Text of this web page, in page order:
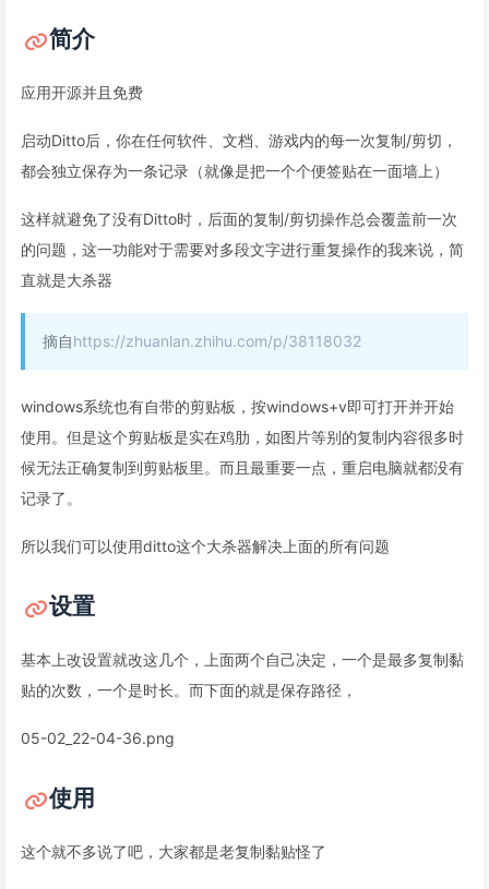
简介
应用开源并且免费
启动Ditto后，你在任何软件、文档、游戏内的每一次复制/剪切，
都会独立保存为一条记录（就像是把一个个便签贴在一面墙上）
这样就避免了没有Ditto时，后面的复制/剪切操作总会覆盖前一次
的问题，这一功能对于需要对多段文字进行重复操作的我来说，简
直就是大杀器
摘自https://zhuanlan.zhihu.com/p/38118032
windows系统也有自带的剪贴板，按windows+v即可打开并开始
使用。但是这个剪贴板是实在鸡肋，如图片等别的复制内容很多时
候无法正确复制到剪贴板里。而且最重要一点，重启电脑就都没有
记录了。
所以我们可以使用ditto这个大杀器解决上面的所有问题
设置
基本上改设置就改这几个，上面两个自己决定，一个是最多复制黏
贴的次数，一个是时长。而下面的就是保存路径，
05-02_22-04-36.png
使用
这个就不多说了吧，大家都是老复制黏贴怪了